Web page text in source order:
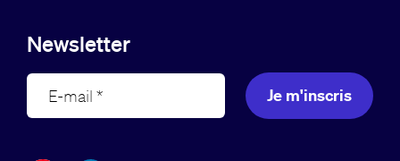
Newsletter
Je m'inscris